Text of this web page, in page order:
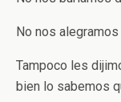
No nos
Tampoco les
bien lo sabemos